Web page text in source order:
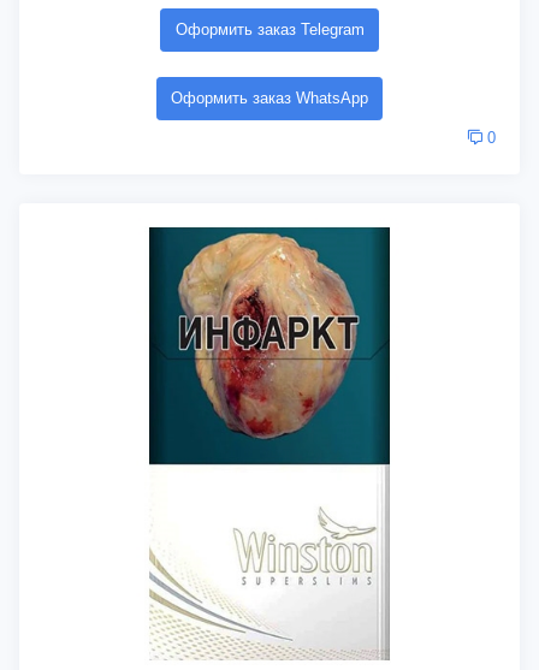
Оформить заказ Telegram
Оформить заказ WhatsApp
0